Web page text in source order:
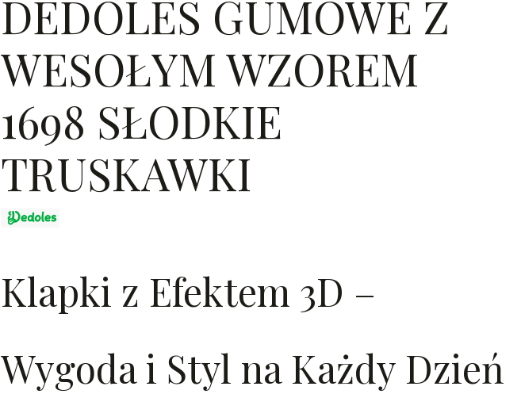
DEDOLES GUMOWE Z
WESOŁYM WZOREM
1698 SŁODKIE
TRUSKAWKI
Klapki z Efektem 3D –
Wygoda i Styl na Każdy Dzień